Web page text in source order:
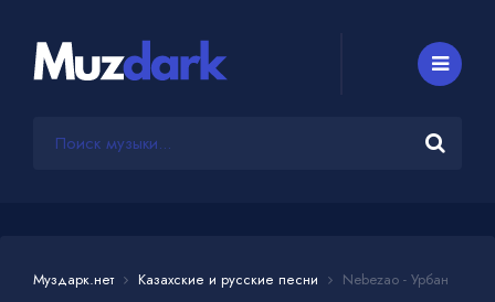
Муздарк.нет Казахские и русские песни Nebezao - Урбан